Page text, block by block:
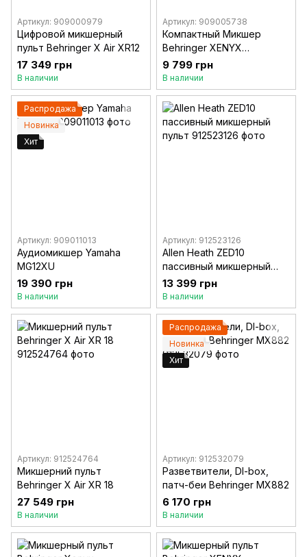
Артикул: 909000979
Цифровой микшерный
пульт Behringer X Air XR12
17 349 грн
В наличии
Артикул: 909005738
Компактный Микшер
Behringer XENYX
X1222USB
9 799 грн
В наличии
Распродажа
Новинка
Хит
Артикул: 909011013
Аудиомикшер Yamaha
MG12XU
19 390 грн
В наличии
Артикул: 912523126
Allen Heath ZED10
пассивный микшерный
пульт
13 399 грн
В наличии
Артикул: 912524764
Микшерний пульт
Behringer X Air XR 18
27 549 грн
В наличии
Распродажа
Новинка
Хит
Артикул: 912532079
Разветвители, DI-box,
патч-беи Behringer MX882
6 170 грн
В наличии